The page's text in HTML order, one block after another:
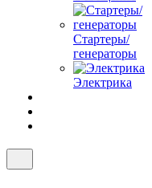
Стартеры/
генераторы
Электрика